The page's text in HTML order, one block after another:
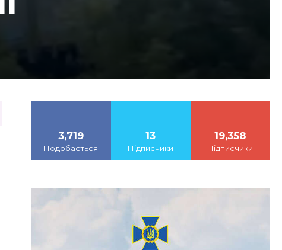
3,719
Подобається
13
Підписчики
19,358
Підписчики